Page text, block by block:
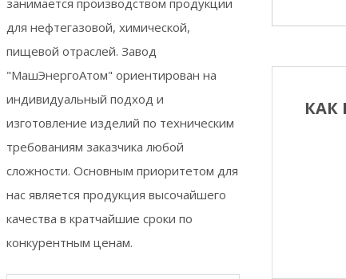
занимается производством продукции
для нефтегазовой, химической,
пищевой отраслей. Завод
"МашЭнергоАтом" ориентирован на
индивидуальный подход и
изготовление изделий по техническим
требованиям заказчика любой
сложности. Основным приоритетом для
нас является продукция высочайшего
качества в кратчайшие сроки по
конкурентным ценам.
КАК